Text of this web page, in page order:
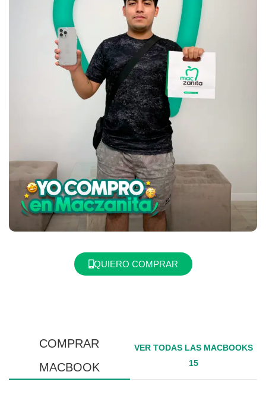
QUIERO COMPRAR
COMPRAR
MACBOOK
VER TODAS LAS MACBOOKS
15